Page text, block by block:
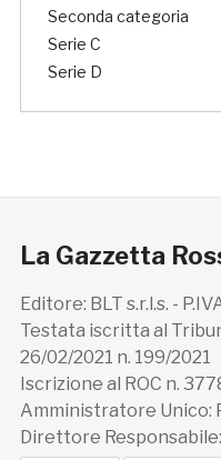
Seconda categoria
Serie C
Serie D
La Gazzetta
Editore: BLT s.r.l.s. -
Testata iscritta al
26/02/2021 n. 199/2021
Iscrizione al ROC n.
Amministratore Unico:
Direttore